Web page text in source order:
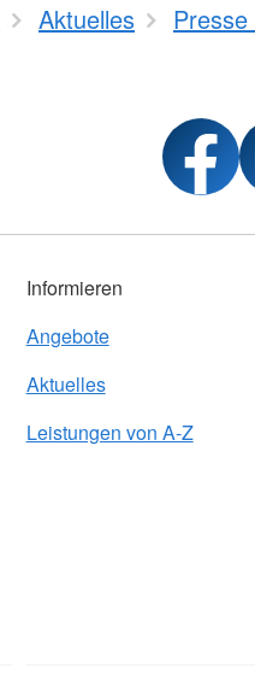
Aktuelles
Informieren
Angebote
Aktuelles
Leistungen von A-Z